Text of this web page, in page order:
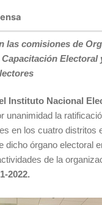
las comisiones de
Electoral
Instituto Nacional
unanimidad la
en los cuatro distritos
dicho órgano electoral
de la
2022.